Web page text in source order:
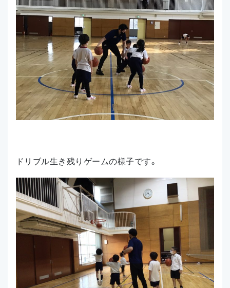
ドリブル生き残りゲームの様子です。